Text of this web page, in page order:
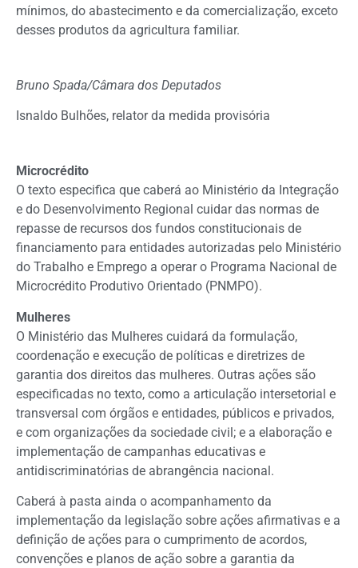
mínimos, do abastecimento e da comercialização, exceto
desses produtos da agricultura familiar.
Bruno Spada/Câmara dos Deputados
Isnaldo Bulhões, relator da medida provisória
Microcrédito
O texto especifica que caberá ao Ministério da Integração
e do Desenvolvimento Regional cuidar das normas de
repasse de recursos dos fundos constitucionais de
financiamento para entidades autorizadas pelo Ministério
do Trabalho e Emprego a operar o Programa Nacional de
Microcrédito Produtivo Orientado (PNMPO).
Mulheres
O Ministério das Mulheres cuidará da formulação,
coordenação e execução de políticas e diretrizes de
garantia dos direitos das mulheres. Outras ações são
especificadas no texto, como a articulação intersetorial e
transversal com órgãos e entidades, públicos e privados,
e com organizações da sociedade civil; e a elaboração e
implementação de campanhas educativas e
antidiscriminatórias de abrangência nacional.
Caberá à pasta ainda o acompanhamento da
implementação da legislação sobre ações afirmativas e a
definição de ações para o cumprimento de acordos,
convenções e planos de ação sobre a garantia da